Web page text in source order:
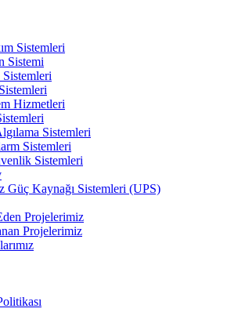
Sistemleri
Sistemi
Hizmetleri
Sistemleri
Sistemleri
Sistemleri
Güç Kaynağı Sistemleri (UPS)
Projelerimiz
Projelerimiz